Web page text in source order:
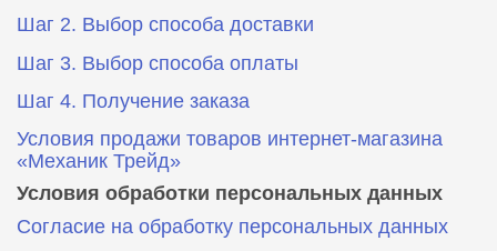
Шаг 2. Выбор способа доставки
Шаг 3. Выбор способа оплаты
Шаг 4. Получение заказа
Условия продажи товаров интернет-магазина
«Механик Трейд»
Условия обработки персональных данных
Согласие на обработку персональных данных